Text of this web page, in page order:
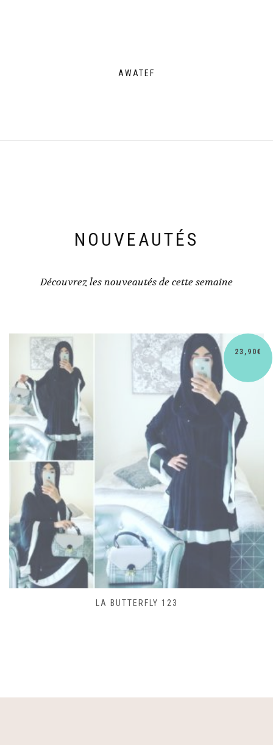
AWATEF
NOUVEAUTÉS
Découvrez les nouveautés de cette semaine
SAC LACET 480
30,90